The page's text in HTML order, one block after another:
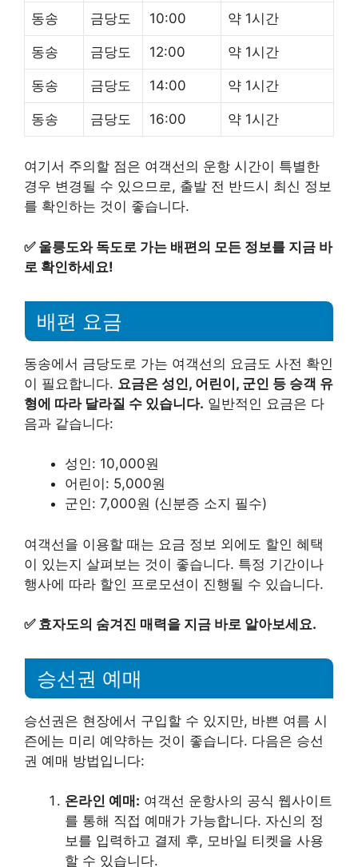
동송 금당도 10:00 약 1시간
동송 금당도 12:00 약 1시간
동송 금당도 14:00 약 1시간
동송 금당도 16:00 약 1시간
여기서 주의할 점은 여객선의 운항 시간이 특별한
경우 변경될 수 있으므로, 출발 전 반드시 최신 정보
를 확인하는 것이 좋습니다.
✅ 울릉도와 독도로 가는 배편의 모든 정보를 지금 바
로 확인하세요!
배편 요금
동송에서 금당도로 가는 여객선의 요금도 사전 확인
이 필요합니다. 요금은 성인, 어린이, 군인 등 승객 유
형에 따라 달라질 수 있습니다. 일반적인 요금은 다
음과 같습니다:
성인: 10,000원
어린이: 5,000원
군인: 7,000원 (신분증 소지 필수)
여객선을 이용할 때는 요금 정보 외에도 할인 혜택
이 있는지 살펴보는 것이 좋습니다. 특정 기간이나
행사에 따라 할인 프로모션이 진행될 수 있습니다.
✅ 효자도의 숨겨진 매력을 지금 바로 알아보세요.
승선권 예매
승선권은 현장에서 구입할 수 있지만, 바쁜 여름 시
즌에는 미리 예약하는 것이 좋습니다. 다음은 승선
권 예매 방법입니다:
온라인 예매: 여객선 운항사의 공식 웹사이트
를 통해 직접 예매가 가능합니다. 자신의 정
보를 입력하고 결제 후, 모바일 티켓을 사용
할 수 있습니다.